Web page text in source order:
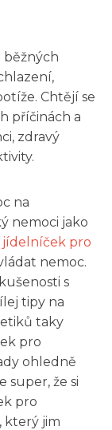
běžných
Chtějí se
příčinách a
zdravý
na
nemoci jako
pro
nemoc.
s
tipy na
taky
pro
ohledně
super, že si
pro
který jim